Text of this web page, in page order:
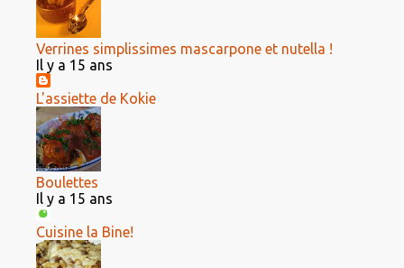
Verrines simplissimes mascarpone et nutella !
Il y a 15 ans
L'assiette de Kokie
Boulettes
Il y a 15 ans
Cuisine la Bine!